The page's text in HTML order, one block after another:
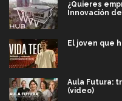
¿Quieres
Innovación
El joven que
Aula Futura:
(video)